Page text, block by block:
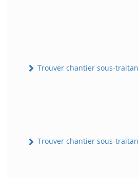
Trouver chantier sous-
Trouver chantier sous-